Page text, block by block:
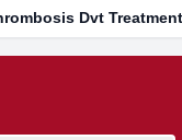
Dvt Treatment